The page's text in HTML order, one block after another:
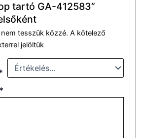
tartó GA-412583”
tesszük közzé. A kötelező
jelöltük
*